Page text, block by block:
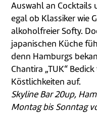
Auswahl an Cocktails
egal ob Klassiker wie
alkoholfreier Softy.
japanischen Küche
denn Hamburgs
Chantira „TUK“
Köstlichkeiten auf.
Skyline Bar 20up,
Montag bis Sonntag